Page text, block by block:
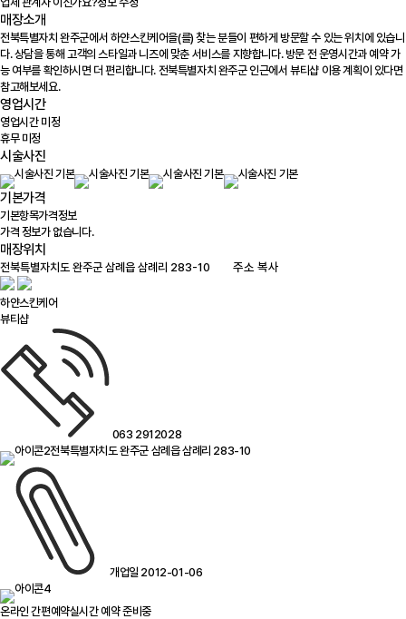
매장소개
전북특별자치 완주군에서 하얀스킨케어을(를) 찾는 분들이 편하게 방문할 수 있는 위치에 있습니
다. 상담을 통해 고객의 스타일과 니즈에 맞춘 서비스를 지향합니다. 방문 전 운영시간과 예약 가
능 여부를 확인하시면 더 편리합니다. 전북특별자치 완주군 인근에서 뷰티샵 이용 계획이 있다면
참고해보세요.
영업시간
영업시간 미정
휴무 미정
시술사진
기본가격
기본항목가격정보
가격 정보가 없습니다.
매장위치
주소 복사
하얀스킨케어
뷰티샵
063 2912028
전북특별자치도 완주군 삼례읍 삼례리 283-10
개업일 2012-01-06
온라인 간편예약실시간 예약 준비중